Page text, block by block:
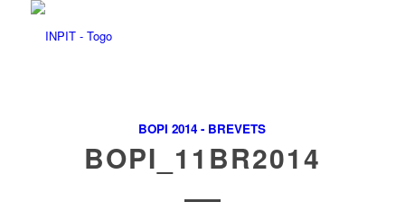
BOPI 2014 - BREVETS
BOPI_11BR2014